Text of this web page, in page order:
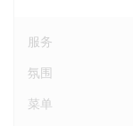
服务
氛围
菜单